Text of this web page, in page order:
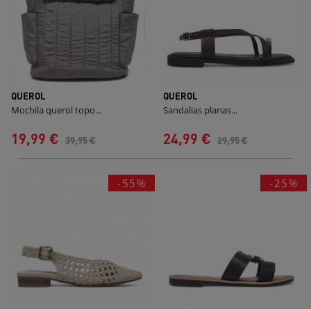
QUEROL
Mochila querol topo...
19,99 € 39,95 €
QUEROL
Sandalias planas...
24,99 € 29,95 €
-55% -25%